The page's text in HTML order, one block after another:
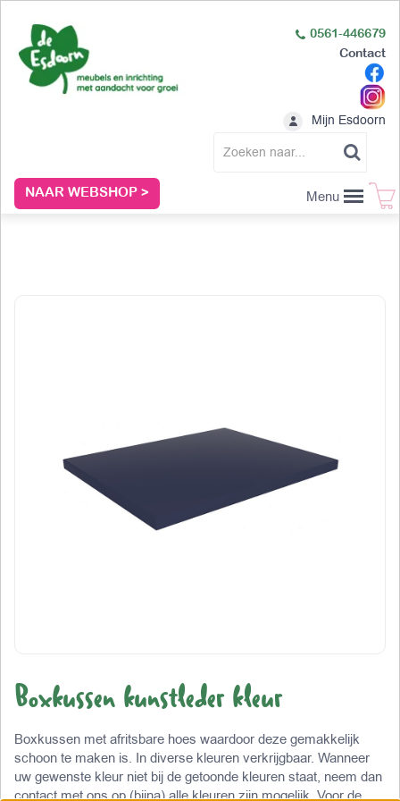
NAAR WEBSHOP >
0561-446679
Contact
Mijn Esdoorn
Menu
Boxkussen kunstleder kleur
Boxkussen met afritsbare hoes waardoor deze gemakkelijk
schoon te maken is. In diverse kleuren verkrijgbaar. Wanneer
uw gewenste kleur niet bij de getoonde kleuren staat, neem dan
contact met ons op (bijna) alle kleuren zijn mogelijk. Voor de